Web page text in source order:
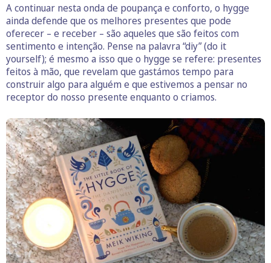
A continuar nesta onda de poupança e conforto, o hygge
ainda defende que os melhores presentes que pode
oferecer – e receber – são aqueles que são feitos com
sentimento e intenção. Pense na palavra “diy” (do it
yourself); é mesmo a isso que o hygge se refere: presentes
feitos à mão, que revelam que gastámos tempo para
construir algo para alguém e que estivemos a pensar no
receptor do nosso presente enquanto o criamos.